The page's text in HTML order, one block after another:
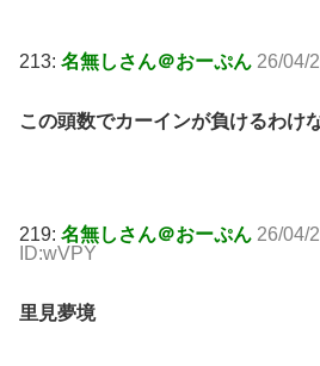
213: 名無しさん＠おーぷん 26/04/
この頭数でカーインが負けるわけ
219: 名無しさん＠おーぷん 26/04/
ID:wVPY
里見夢境